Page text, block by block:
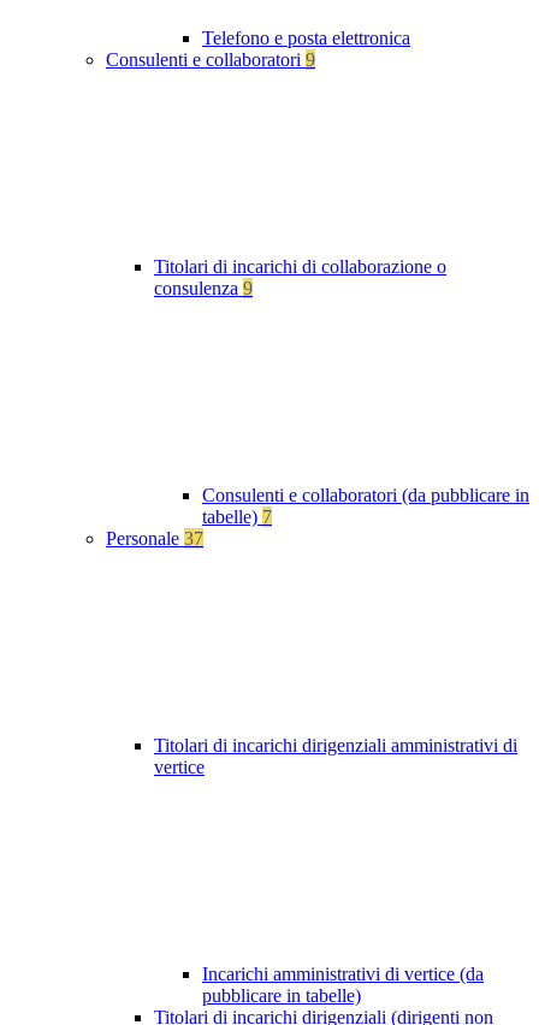
Telefono e posta elettronica
Consulenti e collaboratori 9
Titolari di incarichi di collaborazione o
consulenza 9
Consulenti e collaboratori (da pubblicare in
tabelle) 7
Personale 37
Titolari di incarichi dirigenziali amministrativi di
vertice
Incarichi amministrativi di vertice (da
pubblicare in tabelle)
Titolari di incarichi dirigenziali (dirigenti non